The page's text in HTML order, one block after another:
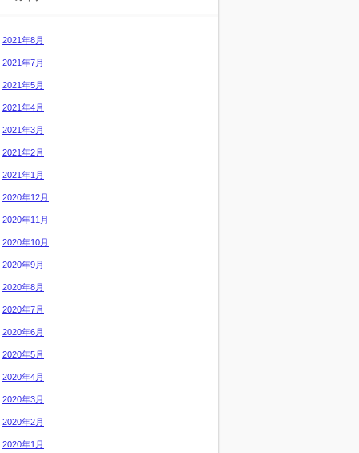
2021年8月
2021年7月
2021年5月
2021年4月
2021年3月
2021年2月
2021年1月
2020年12月
2020年11月
2020年10月
2020年9月
2020年8月
2020年7月
2020年6月
2020年5月
2020年4月
2020年3月
2020年2月
2020年1月